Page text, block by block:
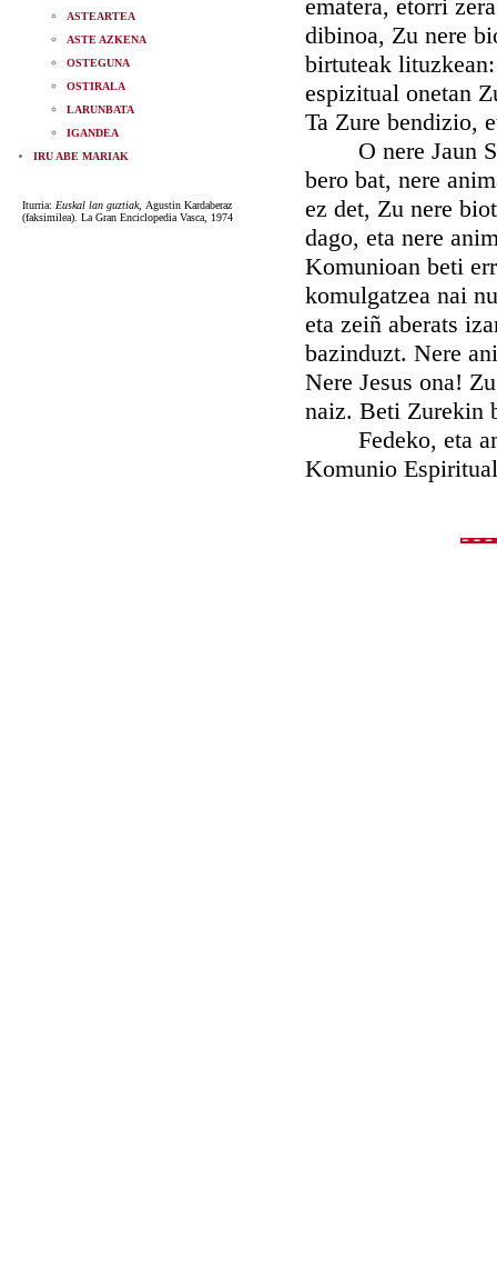
ASTEARTEA
ASTE AZKENA
OSTEGUNA
OSTIRALA
LARUNBATA
IGANDEA
IRU ABE MARIAK
Iturria: Euskal lan guztiak, Agustin Kardaberaz
(faksimilea). La Gran Enciclopedia Vasca, 1974
ematera, etorri
dibinoa, Zu nere
birtuteak
espizitual onetan
Ta Zure bendizio,
O nere Jaun
bero bat, nere
ez det, Zu nere
dago, eta nere
Komunioan beti
komulgatzea nai
eta zeiñ aberats
bazinduzt. Nere
Nere Jesus ona!
naiz. Beti Zurekin
Fedeko, eta
Komunio